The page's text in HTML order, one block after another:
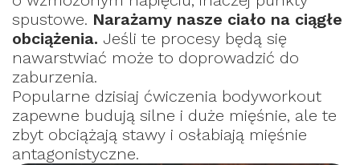
spustowe. Narażamy nasze ciało na ciągłe
obciążenia. Jeśli te procesy będą się
nawarstwiać może to doprowadzić do
zaburzenia.
Popularne dzisiaj ćwiczenia bodyworkout
zapewne budują silne i duże mięśnie, ale te
zbyt obciążają stawy i osłabiają mięśnie
antagonistyczne.